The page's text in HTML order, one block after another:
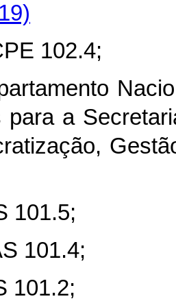
102.4;
para a
101.5;
101.4;
101.2;